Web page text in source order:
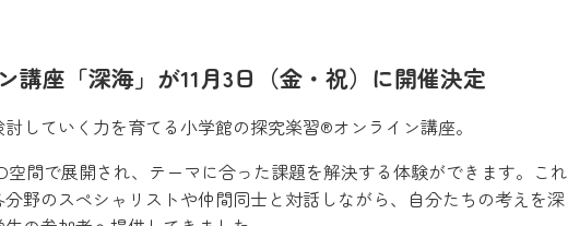
講座「深海」が11月3日（金・祝）に開催決定
していく力を育てる小学館の探究楽習®オンライン講座。
間で展開され、テーマに合った課題を解決する体験ができます。これ
野のスペシャリストや仲間同士と対話しながら、自分たちの考えを深